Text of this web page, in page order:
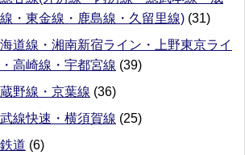
・東金線・鹿島線・久留里線) (31)
道線・湘南新宿ライン・上野東京ライ
高崎線・宇都宮線 (39)
野線・京葉線 (36)
線快速・横須賀線 (25)
道 (6)